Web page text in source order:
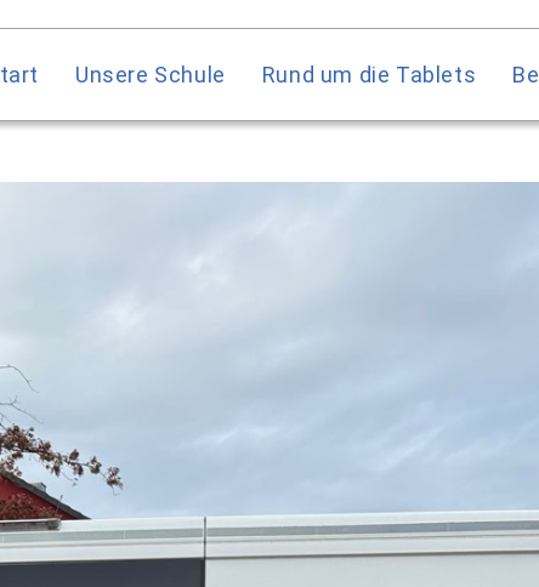
Unsere Schule Rund um die Tablets